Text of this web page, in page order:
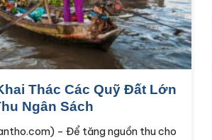
Thác Các Quỹ Đất Lớn
Ngân Sách
– Để tăng nguồn thu cho